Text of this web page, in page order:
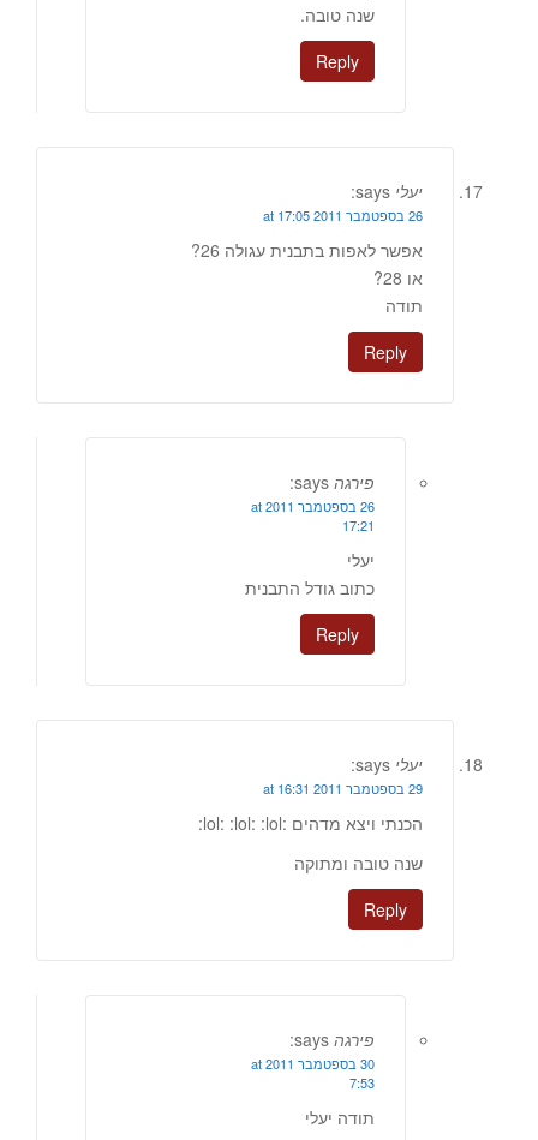
שנה טובה.
Reply
יעלי says:
26 בספטמבר 2011 at 17:05
אפשר לאפות בתבנית עגולה 26?
או 28?
תודה
Reply
פירגה says:
26 בספטמבר 2011 at
17:21
יעלי
כתוב גודל התבנית
Reply
יעלי says:
29 בספטמבר 2011 at 16:31
הכנתי ויצא מדהים :lol: :lol: :lol:
שנה טובה ומתוקה
Reply
פירגה says:
30 בספטמבר 2011 at
7:53
תודה יעלי